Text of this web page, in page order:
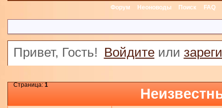
Форум Неоноводы Поиск FAQ
Привет, Гость! Войдитеили
Страница:1